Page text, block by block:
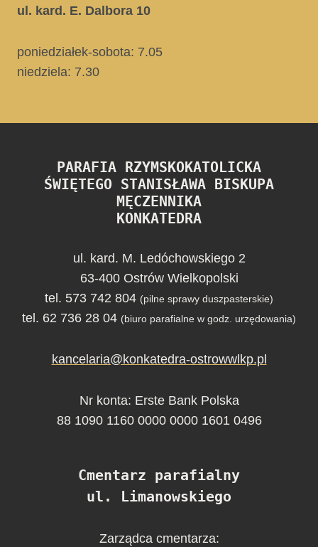
ul. kard. E. Dalbora 10
poniedziałek-sobota: 7.05
niedziela: 7.30
PARAFIA RZYMSKOKATOLICKA
ŚWIĘTEGO STANISŁAWA BISKUPA
MĘCZENNIKA
KONKATEDRA
ul. kard. M. Ledóchowskiego 2
63-400 Ostrów Wielkopolski
tel. 573 742 804 (pilne sprawy duszpasterskie)
tel. 62 736 28 04 (biuro parafialne w godz. urzędowania)
kancelaria@konkatedra-ostrowwlkp.pl
Nr konta: Erste Bank Polska
88 1090 1160 0000 0000 1601 0496
Cmentarz parafialny
ul. Limanowskiego
Zarządca cmentarza: